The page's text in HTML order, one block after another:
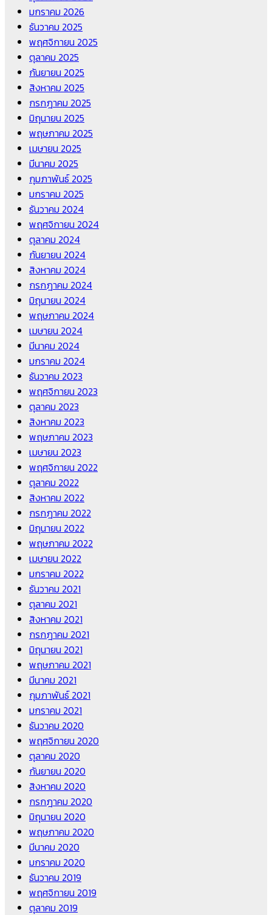
มกราคม 2026
ธันวาคม 2025
พฤศจิกายน 2025
ตุลาคม 2025
กันยายน 2025
สิงหาคม 2025
กรกฎาคม 2025
มิถุนายน 2025
พฤษภาคม 2025
เมษายน 2025
มีนาคม 2025
กุมภาพันธ์ 2025
มกราคม 2025
ธันวาคม 2024
พฤศจิกายน 2024
ตุลาคม 2024
กันยายน 2024
สิงหาคม 2024
กรกฎาคม 2024
มิถุนายน 2024
พฤษภาคม 2024
เมษายน 2024
มีนาคม 2024
มกราคม 2024
ธันวาคม 2023
พฤศจิกายน 2023
ตุลาคม 2023
สิงหาคม 2023
พฤษภาคม 2023
เมษายน 2023
พฤศจิกายน 2022
ตุลาคม 2022
สิงหาคม 2022
กรกฎาคม 2022
มิถุนายน 2022
พฤษภาคม 2022
เมษายน 2022
มกราคม 2022
ธันวาคม 2021
ตุลาคม 2021
สิงหาคม 2021
กรกฎาคม 2021
มิถุนายน 2021
พฤษภาคม 2021
มีนาคม 2021
กุมภาพันธ์ 2021
มกราคม 2021
ธันวาคม 2020
พฤศจิกายน 2020
ตุลาคม 2020
กันยายน 2020
สิงหาคม 2020
กรกฎาคม 2020
มิถุนายน 2020
พฤษภาคม 2020
มีนาคม 2020
มกราคม 2020
ธันวาคม 2019
พฤศจิกายน 2019
ตุลาคม 2019